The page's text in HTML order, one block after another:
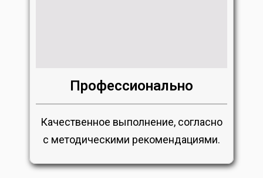
Профессионально
Качественное выполнение, согласно
с методическими рекомендациями.